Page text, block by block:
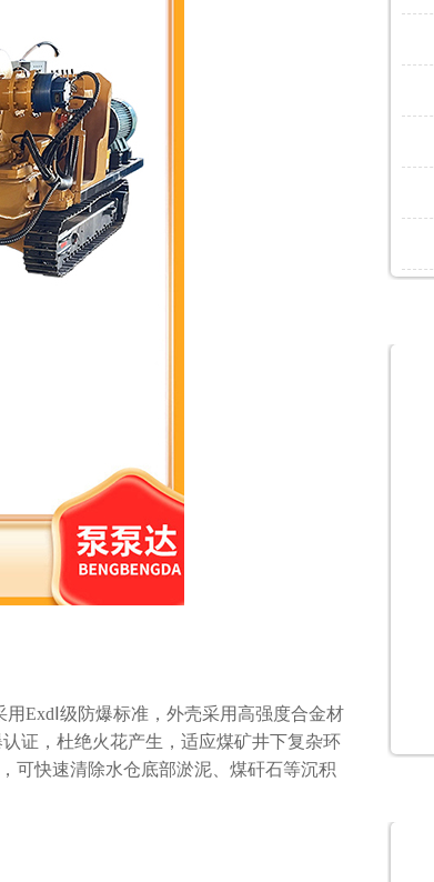
ExdⅠ级防爆标准，外壳采用高强度合金材
证，杜绝火花产生，适应煤矿井下复杂环
可快速清除水仓底部淤泥、煤矸石等沉积